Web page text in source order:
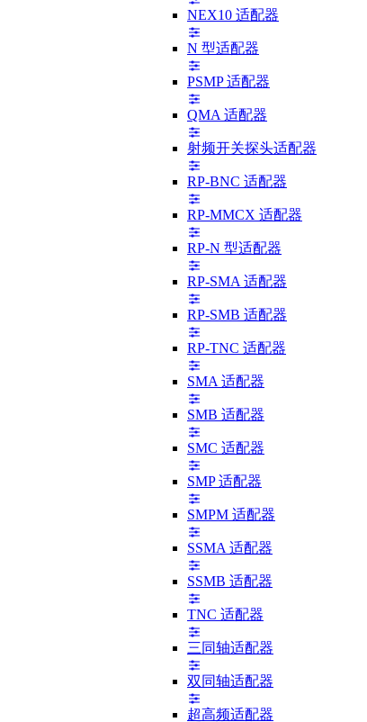
NEX10 适配器
N 型适配器
PSMP 适配器
QMA 适配器
射频开关探头适配器
RP-BNC 适配器
RP-MMCX 适配器
RP-N 型适配器
RP-SMA 适配器
RP-SMB 适配器
RP-TNC 适配器
SMA 适配器
SMB 适配器
SMC 适配器
SMP 适配器
SMPM 适配器
SSMA 适配器
SSMB 适配器
TNC 适配器
三同轴适配器
双同轴适配器
超高频适配器